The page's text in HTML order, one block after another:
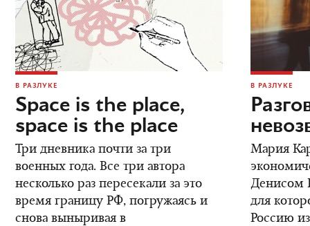
В РАЗЛУКЕ
Space is the place,
space is the place
Три дневника почти за три
военных года. Все три автора
несколько раз пересекали за это
время границу РФ, погружаясь и
снова выныривая в
В РАЗЛУКЕ
Мария
Денисом
для
Россию